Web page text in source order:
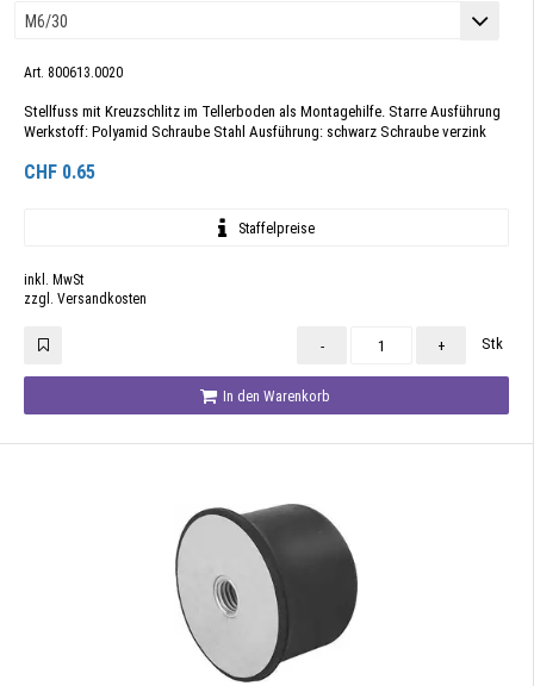
Art. 800613.0020
Stellfuss mit Kreuzschlitz im Tellerboden als Montagehilfe. Starre Ausführung
Werkstoff: Polyamid Schraube Stahl Ausführung: schwarz Schraube verzink
CHF 0.65
Staffelpreise
inkl. MwSt
zzgl. Versandkosten
- + Stk
In den Warenkorb